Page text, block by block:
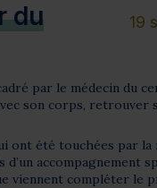
du
19
par le médecin du
son corps, retrouver
ont été touchées par
d’un accompagnement
viennent compléter le